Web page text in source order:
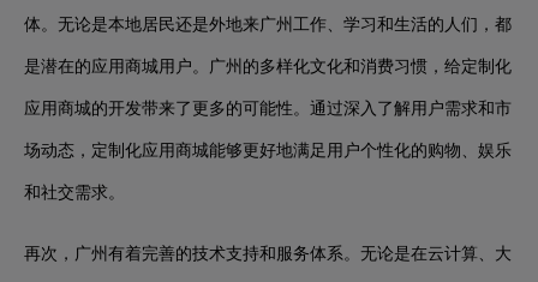
体。无论是本地居民还是外地来广州工作、学习和生活的人们，都
是潜在的应用商城用户。广州的多样化文化和消费习惯，给定制化
应用商城的开发带来了更多的可能性。通过深入了解用户需求和市
场动态，定制化应用商城能够更好地满足用户个性化的购物、娱乐
和社交需求。
再次，广州有着完善的技术支持和服务体系。无论是在云计算、大